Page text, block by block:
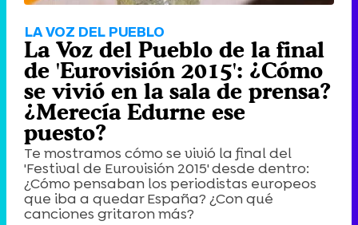
LA VOZ DEL PUEBLO
La Voz del Pueblo de la final
de 'Eurovisión 2015': ¿Cómo
se vivió en la sala de prensa?
¿Merecía Edurne ese
puesto?
Te mostramos cómo se vivió la final del
'Festival de Eurovisión 2015' desde dentro:
¿Cómo pensaban los periodistas europeos
que iba a quedar España? ¿Con qué
canciones gritaron más?